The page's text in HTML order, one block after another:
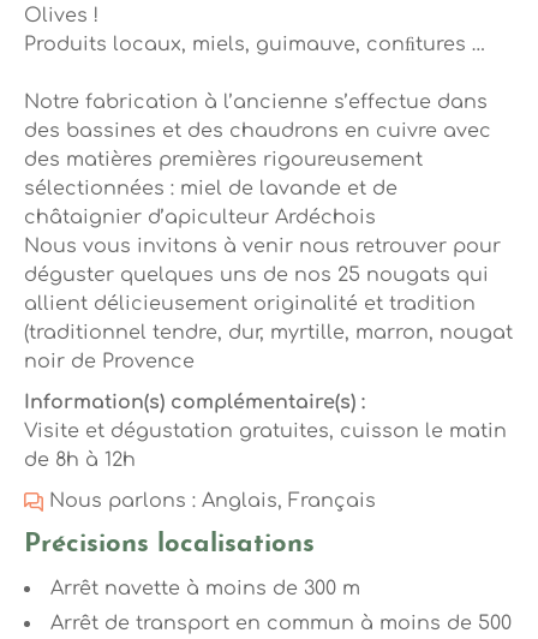
Olives !
Produits locaux, miels, guimauve, conﬁtures …
Notre fabrication à l’ancienne s’effectue dans
des bassines et des chaudrons en cuivre avec
des matières premières rigoureusement
sélectionnées : miel de lavande et de
châtaignier d’apiculteur Ardéchois
Nous vous invitons à venir nous retrouver pour
déguster quelques uns de nos 25 nougats qui
allient délicieusement originalité et tradition
(traditionnel tendre, dur, myrtille, marron, nougat
noir de Provence
Information(s) complémentaire(s) :
Visite et dégustation gratuites, cuisson le matin
de 8h à 12h
Nous parlons : Anglais, Français
Précisions localisations
Arrêt navette à moins de 300 m
Arrêt de transport en commun à moins de 500